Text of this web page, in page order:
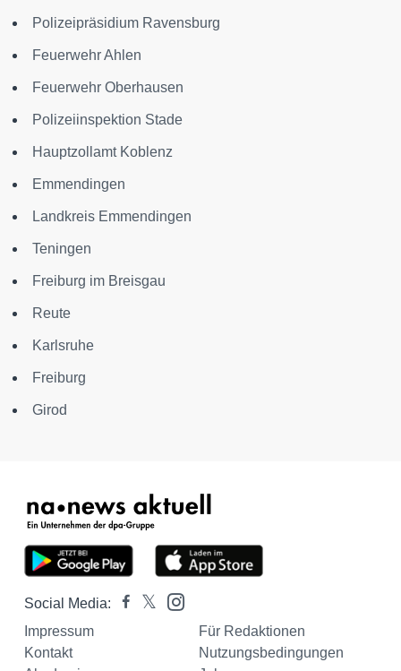
Polizeipräsidium Ravensburg
Feuerwehr Ahlen
Feuerwehr Oberhausen
Polizeiinspektion Stade
Hauptzollamt Koblenz
Emmendingen
Landkreis Emmendingen
Teningen
Freiburg im Breisgau
Reute
Karlsruhe
Freiburg
Girod
Social Media:
Impressum
Für Redaktionen
Kontakt
Nutzungsbedingungen